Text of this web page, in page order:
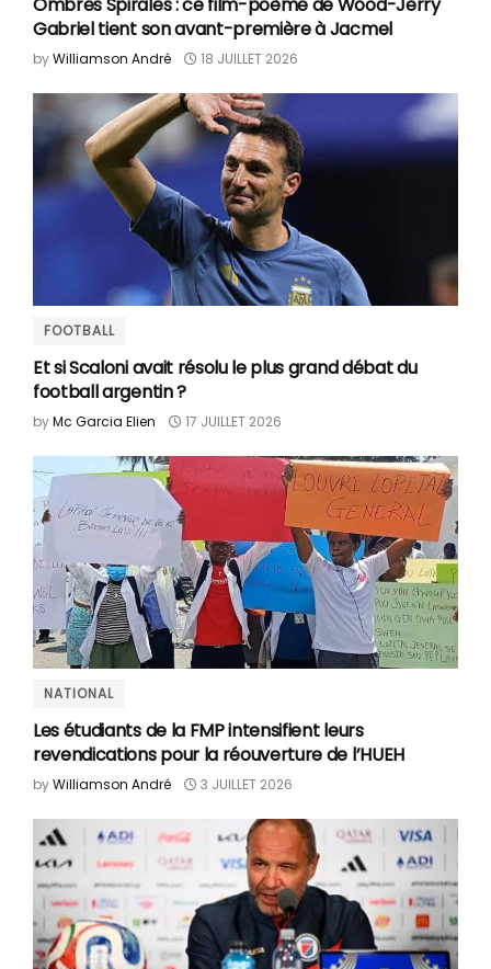
Gabriel tient son avant-première à Jacmel
byWilliamson André 18 JUILLET 2026
FOOTBALL
Et si Scaloni avait résolu le plus grand débat du
football argentin ?
byMc Garcia Elien 17 JUILLET 2026
NATIONAL
Les étudiants de la FMP intensifient leurs
revendications pour la réouverture de l’HUEH
byWilliamson André 3 JUILLET 2026